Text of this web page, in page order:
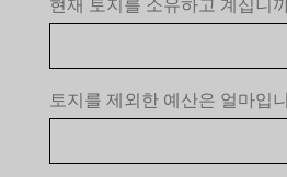
토지를 제외한 예산은 얼마입